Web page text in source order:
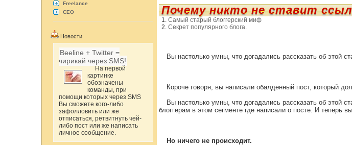
Freelance
СЕО
Новости
Beeline + Twitter =
чирикай через SMS!
На первой
картинке
обозначены
команды, при
помощи которых через SMS
Вы сможете кого-либо
зафолловить или же
отписаться, ретвитнуть чей-
либо пост или же написать
личное сообщение.
Почему никто не ставит
Самый старый блоггерский миф
Секрет популярного блога.
Вы настолько умны, что догадались рассказать об этой
Короче говоря, вы написали обалденный пост, который
Вы настолько умны, что догадались рассказать об
блоггерам в этом сегменте где написали о посте. И теперь
Но ничего не происходит.